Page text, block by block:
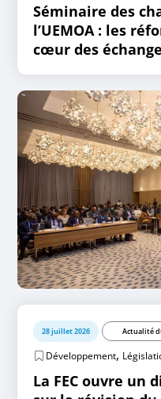
Séminaire des
l’UEMOA : les
cœur des
28 juillet 2026 Actualité
Développement,
La FEC ouvre un